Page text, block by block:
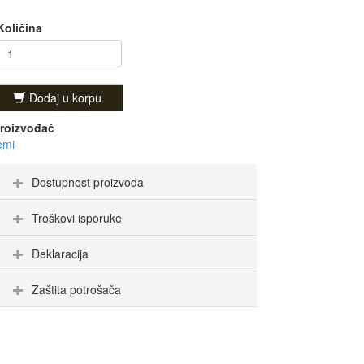
Dodaj u korpu
Dostupnost proizvoda
Troškovi isporuke
Deklaracija
Zaštita potrošača